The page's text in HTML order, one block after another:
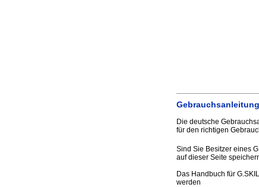
Die deutsche
für den richtigen
Sind Sie Besitzer eines
auf dieser Seite
Das Handbuch für
werden